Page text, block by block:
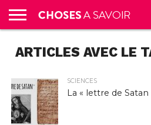
CULTURE
G.
SCIENCES
SANTÉ
HISTOIRE
ÉCONOMIE
INCROYABLE
!
TECH
AUTRES
S’ABONNER
AUX
CONTACT
A
PROPOS
ARTICLES AVEC LE
SCIENCES
La « lettre de